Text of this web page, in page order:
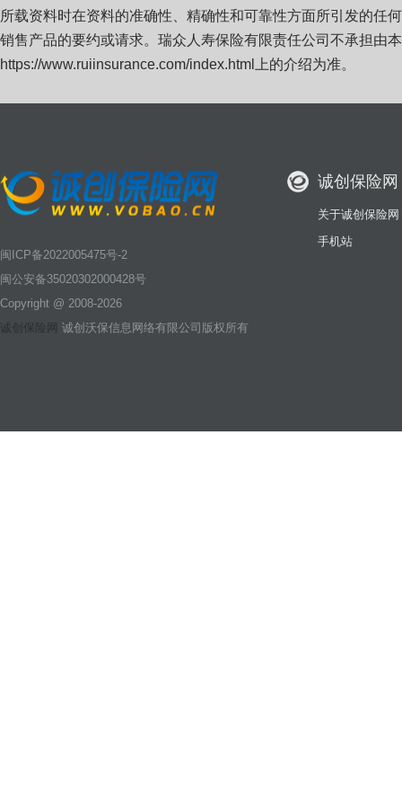
所载资料时在资料的准确性、精确性和可靠性方面所引发的任
销售产品的要约或请求。瑞众人寿保险有限责任公司不承担由
https://www.ruiinsurance.com/index.html上的介绍为准。
闽ICP备2022005475号-2
闽公安备35020302000428号
Copyright @ 2008-2026
诚创保险网 诚创沃保信息网络有限公司版权所有
诚创保险网
关于诚创保险网
手机站